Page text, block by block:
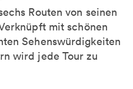
Routen von seinen
mit schönen
Sehenswürdigkeiten
wird jede Tour zu